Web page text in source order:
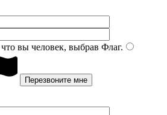
вы человек, выбрав Флаг.